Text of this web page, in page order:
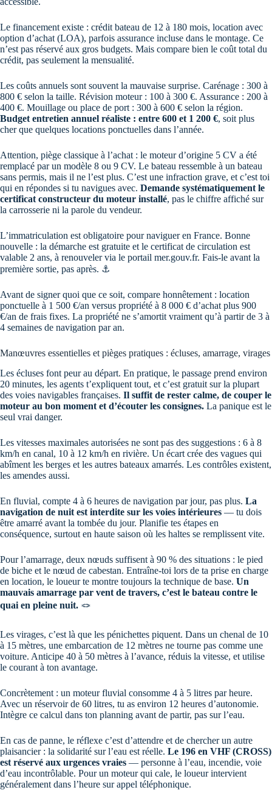
Le financement existe : crédit bateau de 12 à 180 mois, location avec
option d’achat (LOA), parfois assurance incluse dans le montage. Ce
n’est pas réservé aux gros budgets. Mais compare bien le coût total du
crédit, pas seulement la mensualité.
Les coûts annuels sont souvent la mauvaise surprise. Carénage : 300 à
800 € selon la taille. Révision moteur : 100 à 300 €. Assurance : 200 à
400 €. Mouillage ou place de port : 300 à 600 € selon la région.
Budget entretien annuel réaliste : entre 600 et 1 200 €, soit plus
cher que quelques locations ponctuelles dans l’année.
Attention, piège classique à l’achat : le moteur d’origine 5 CV a été
remplacé par un modèle 8 ou 9 CV. Le bateau ressemble à un bateau
sans permis, mais il ne l’est plus. C’est une infraction grave, et c’est toi
qui en répondes si tu navigues avec. Demande systématiquement le
certificat constructeur du moteur installé, pas le chiffre affiché sur
la carrosserie ni la parole du vendeur.
L’immatriculation est obligatoire pour naviguer en France. Bonne
nouvelle : la démarche est gratuite et le certificat de circulation est
valable 2 ans, à renouveler via le portail mer.gouv.fr. Fais-le avant la
première sortie, pas après. ⚓
Avant de signer quoi que ce soit, compare honnêtement : location
ponctuelle à 1 500 €/an versus propriété à 8 000 € d’achat plus 900
€/an de frais fixes. La propriété ne s’amortit vraiment qu’à partir de 3 à
4 semaines de navigation par an.
Manœuvres essentielles et pièges pratiques : écluses, amarrage, virages
Les écluses font peur au départ. En pratique, le passage prend environ
20 minutes, les agents t’expliquent tout, et c’est gratuit sur la plupart
des voies navigables françaises. Il suffit de rester calme, de couper le
moteur au bon moment et d’écouter les consignes. La panique est le
seul vrai danger.
Les vitesses maximales autorisées ne sont pas des suggestions : 6 à 8
km/h en canal, 10 à 12 km/h en rivière. Un écart crée des vagues qui
abîment les berges et les autres bateaux amarrés. Les contrôles existent,
les amendes aussi.
En fluvial, compte 4 à 6 heures de navigation par jour, pas plus. La
navigation de nuit est interdite sur les voies intérieures — tu dois
être amarré avant la tombée du jour. Planifie tes étapes en
conséquence, surtout en haute saison où les haltes se remplissent vite.
Pour l’amarrage, deux nœuds suffisent à 90 % des situations : le pied
de biche et le nœud de cabestan. Entraîne-toi lors de ta prise en charge
en location, le loueur te montre toujours la technique de base. Un
mauvais amarrage par vent de travers, c’est le bateau contre le
quai en pleine nuit. 🪢
Les virages, c’est là que les pénichettes piquent. Dans un chenal de 10
à 15 mètres, une embarcation de 12 mètres ne tourne pas comme une
voiture. Anticipe 40 à 50 mètres à l’avance, réduis la vitesse, et utilise
le courant à ton avantage.
Concrètement : un moteur fluvial consomme 4 à 5 litres par heure.
Avec un réservoir de 60 litres, tu as environ 12 heures d’autonomie.
Intègre ce calcul dans ton planning avant de partir, pas sur l’eau.
En cas de panne, le réflexe c’est d’attendre et de chercher un autre
plaisancier : la solidarité sur l’eau est réelle. Le 196 en VHF (CROSS)
est réservé aux urgences vraies — personne à l’eau, incendie, voie
d’eau incontrôlable. Pour un moteur qui cale, le loueur intervient
généralement dans l’heure sur appel téléphonique.